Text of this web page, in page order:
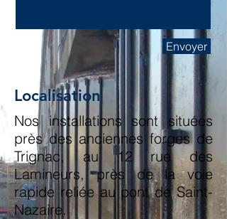
Nos installations sont situées
près des anciennes forges de
Trignac, au 12 rue des
Lamineurs, près de la voie
rapide reliée au pont de Saint-
Nazaire.
Localisation
Envoyer